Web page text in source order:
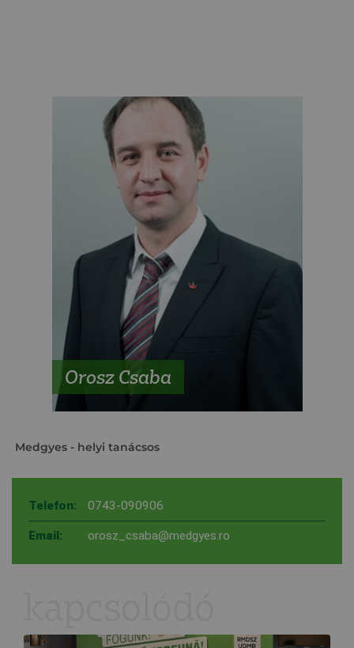
Orosz Csaba
Medgyes - helyi tanácsos
Telefon: 0743-090906
Email: orosz_csaba@medgyes.ro